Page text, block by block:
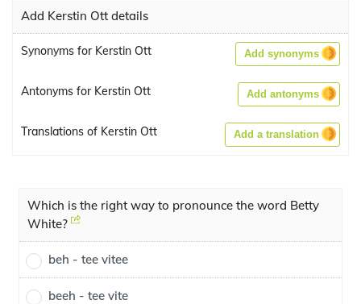
Add Kerstin Ott details
Synonyms for Kerstin Ott Add synonyms
Antonyms for Kerstin Ott Add antonyms
Translations of Kerstin Ott Add a translation
Which is the right way to pronounce the word Betty
White?
beh - tee vitee
beeh - tee vite